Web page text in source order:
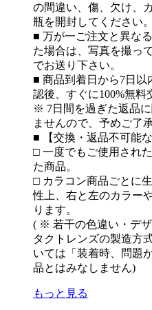
の間違い、傷、欠け、
瓶を開封してください。
■ 万が一ご注文と異な
た場合は、写真を撮っ
でお送り下さい。
■ 商品到着日から7日以
認後、すぐに100%無料
※ 7日間を過ぎた返品
ませんので、予めご了
■ 【交換・返品不可能な
□ 一度でもご使用され
た商品。
□ カラコン商品ごとに
性上、右と左のカラー
ります。
( ※ 若干の色違い・デ
タクトレンズの製造方
いては「装着時、問題
品とはみなしません)
もっと見る